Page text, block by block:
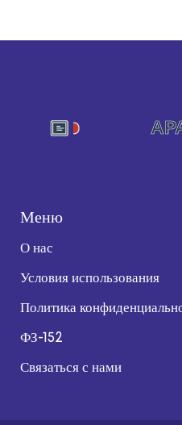
Меню
О нас
Условия использования
Политика
ФЗ-152
Связаться с нами